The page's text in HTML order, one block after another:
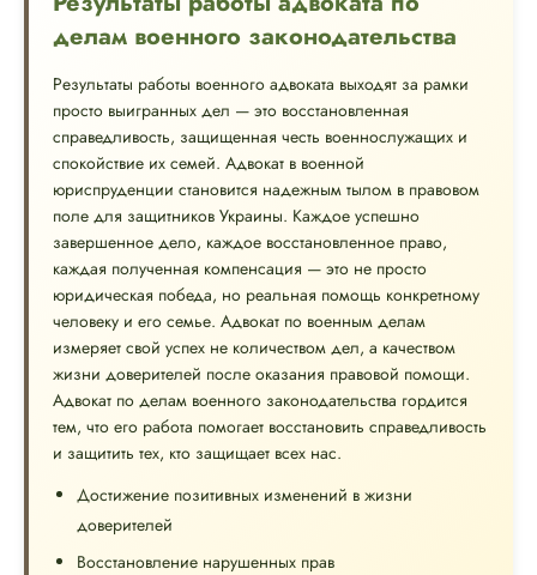
делам военного законодательства
Результаты работы военного адвоката выходят за рамки
просто выигранных дел — это восстановленная
справедливость, защищенная честь военнослужащих и
спокойствие их семей. Адвокат в военной
юриспруденции становится надежным тылом в правовом
поле для защитников Украины. Каждое успешно
завершенное дело, каждое восстановленное право,
каждая полученная компенсация — это не просто
юридическая победа, но реальная помощь конкретному
человеку и его семье. Адвокат по военным делам
измеряет свой успех не количеством дел, а качеством
жизни доверителей после оказания правовой помощи.
Адвокат по делам военного законодательства гордится
тем, что его работа помогает восстановить справедливость
и защитить тех, кто защищает всех нас.
Достижение позитивных изменений в жизни
доверителей
Восстановление нарушенных прав